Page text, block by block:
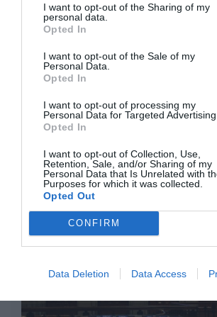
I want to opt-out of the Sharing of my
personal data.
Opted In
I want to opt-out of the Sale of my
Personal Data.
Opted In
I want to opt-out of processing my
Personal Data for Targeted Advertising.
Opted In
I want to opt-out of Collection, Use,
Retention, Sale, and/or Sharing of my
Personal Data that Is Unrelated with
Purposes for which it was collected.
Opted Out
CONFIRM
Data Deletion Data Access
Diario de la corrupción
Audiencia Nacional prorroga
investigación del caso Koldo,
ingente material incautado
Artículos anteriores
Opinión
Enormes minucias
por Eulogio López